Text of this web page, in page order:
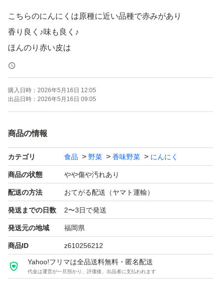
こちらのにんにくは原種に近い品種で赤みがあり
香り良く♪味も良く♪
ほんのり赤い皮は
疲労回復効果のある成分アリシンがたっぷり含まれてる品
種になります。
土地に合う品種を探した末に、病気に強く味も良いこのに
んにくにたどり着きました
内容量
生(新)ニンニク500g(サイズ色々)
バラニンニクになります。
土が付いてる物も入ってます。
保存方法
雨があたらない風通しの良い所に吊るして
購入日時： 2026年5月16日 12:05
出品日時： 2026年5月16日 09:05
商品の情報
カテゴリ 食品 野菜 香味野菜 にんにく
商品の状態 やや傷や汚れあり
配送の方法 おてがる配送（ヤマト運輸）
発送までの日数 2〜3日で発送
発送元の地域 福岡県
商品ID z610256212
Yahoo!フリマは全品送料無料・匿名配送
代金は運営が一旦預かり、評価後、出品者に支払われます